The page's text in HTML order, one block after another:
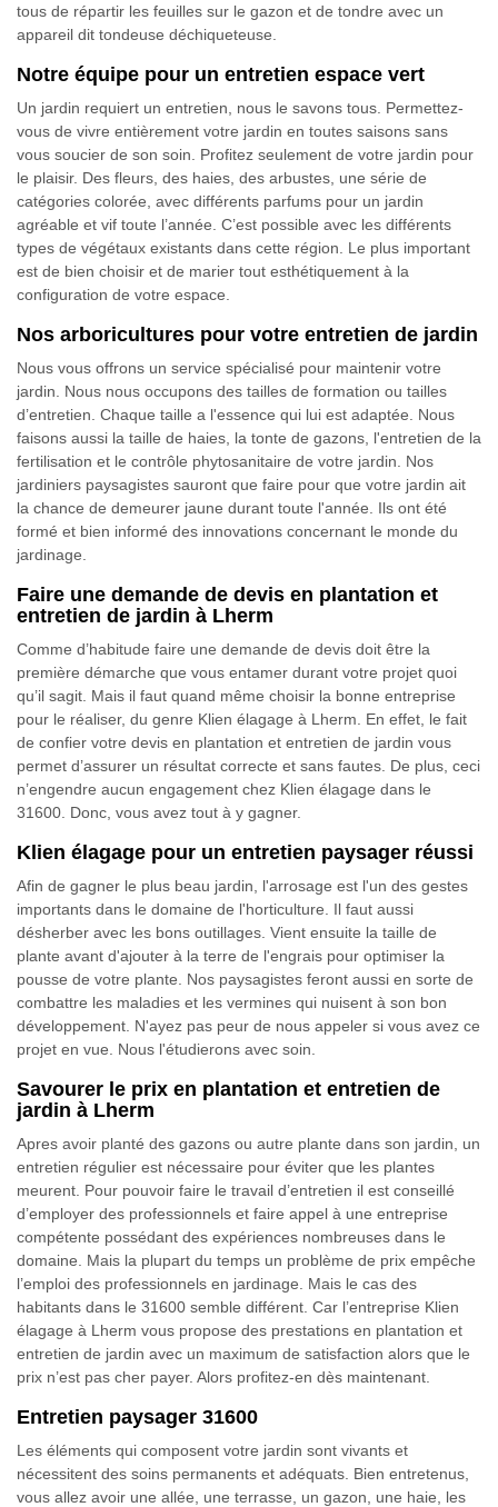
tous de répartir les feuilles sur le gazon et de tondre avec un
appareil dit tondeuse déchiqueteuse.
Notre équipe pour un entretien espace vert
Un jardin requiert un entretien, nous le savons tous. Permettez-
vous de vivre entièrement votre jardin en toutes saisons sans
vous soucier de son soin. Profitez seulement de votre jardin pour
le plaisir. Des fleurs, des haies, des arbustes, une série de
catégories colorée, avec différents parfums pour un jardin
agréable et vif toute l’année. C’est possible avec les différents
types de végétaux existants dans cette région. Le plus important
est de bien choisir et de marier tout esthétiquement à la
configuration de votre espace.
Nos arboricultures pour votre entretien de jardin
Nous vous offrons un service spécialisé pour maintenir votre
jardin. Nous nous occupons des tailles de formation ou tailles
d’entretien. Chaque taille a l'essence qui lui est adaptée. Nous
faisons aussi la taille de haies, la tonte de gazons, l'entretien de la
fertilisation et le contrôle phytosanitaire de votre jardin. Nos
jardiniers paysagistes sauront que faire pour que votre jardin ait
la chance de demeurer jaune durant toute l'année. Ils ont été
formé et bien informé des innovations concernant le monde du
jardinage.
Faire une demande de devis en plantation et
entretien de jardin à Lherm
Comme d’habitude faire une demande de devis doit être la
première démarche que vous entamer durant votre projet quoi
qu’il sagit. Mais il faut quand même choisir la bonne entreprise
pour le réaliser, du genre Klien élagage à Lherm. En effet, le fait
de confier votre devis en plantation et entretien de jardin vous
permet d’assurer un résultat correcte et sans fautes. De plus, ceci
n’engendre aucun engagement chez Klien élagage dans le
31600. Donc, vous avez tout à y gagner.
Klien élagage pour un entretien paysager réussi
Afin de gagner le plus beau jardin, l'arrosage est l'un des gestes
importants dans le domaine de l'horticulture. Il faut aussi
désherber avec les bons outillages. Vient ensuite la taille de
plante avant d'ajouter à la terre de l'engrais pour optimiser la
pousse de votre plante. Nos paysagistes feront aussi en sorte de
combattre les maladies et les vermines qui nuisent à son bon
développement. N'ayez pas peur de nous appeler si vous avez ce
projet en vue. Nous l'étudierons avec soin.
Savourer le prix en plantation et entretien de
jardin à Lherm
Apres avoir planté des gazons ou autre plante dans son jardin, un
entretien régulier est nécessaire pour éviter que les plantes
meurent. Pour pouvoir faire le travail d’entretien il est conseillé
d’employer des professionnels et faire appel à une entreprise
compétente possédant des expériences nombreuses dans le
domaine. Mais la plupart du temps un problème de prix empêche
l’emploi des professionnels en jardinage. Mais le cas des
habitants dans le 31600 semble différent. Car l’entreprise Klien
élagage à Lherm vous propose des prestations en plantation et
entretien de jardin avec un maximum de satisfaction alors que le
prix n’est pas cher payer. Alors profitez-en dès maintenant.
Entretien paysager 31600
Les éléments qui composent votre jardin sont vivants et
nécessitent des soins permanents et adéquats. Bien entretenus,
vous allez avoir une allée, une terrasse, un gazon, une haie, les